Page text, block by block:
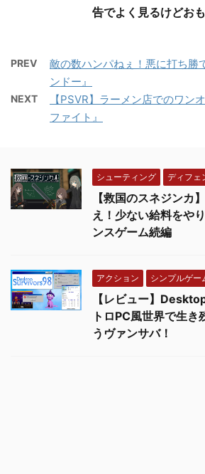
告でよく見るけどお
PREV
敵の数ハンパねぇ！悪に打ち勝
ンドー』
NEXT
【PSVR】ラーメン店でのワン
ファイト』
シューティング ディフェ
【救国のスネジンカ
え！少ない給料をや
ンスゲーム続編
アクション シンプルゲー
【レビュー】
トロPC風世界で生
うヴァンサバ！